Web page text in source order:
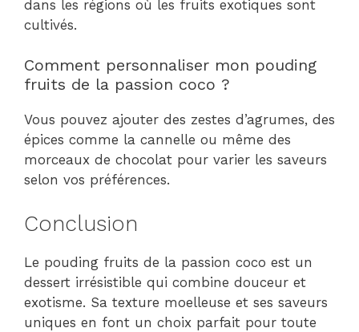
dans les régions où les fruits exotiques sont
cultivés.
Comment personnaliser mon pouding
fruits de la passion coco ?
Vous pouvez ajouter des zestes d’agrumes, des
épices comme la cannelle ou même des
morceaux de chocolat pour varier les saveurs
selon vos préférences.
Conclusion
Le pouding fruits de la passion coco est un
dessert irrésistible qui combine douceur et
exotisme. Sa texture moelleuse et ses saveurs
uniques en font un choix parfait pour toute